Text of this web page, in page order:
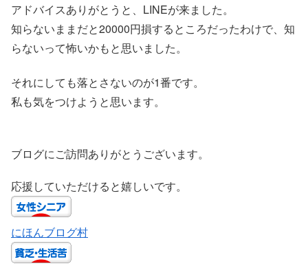
アドバイスありがとうと、LINEが来ました。
知らないままだと20000円損するところだったわけで、知
らないって怖いかもと思いました。
それにしても落とさないのが1番です。
私も気をつけようと思います。
ブログにご訪問ありがとうございます。
応援していただけると嬉しいです。
にほんブログ村